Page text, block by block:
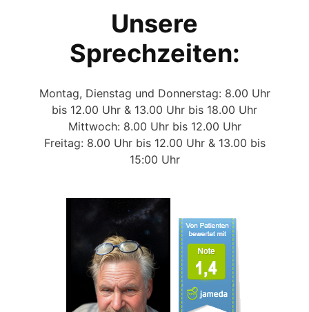
Unsere
Sprechzeiten:
Montag, Dienstag und Donnerstag: 8.00 Uhr
bis 12.00 Uhr & 13.00 Uhr bis 18.00 Uhr
Mittwoch: 8.00 Uhr bis 12.00 Uhr
Freitag: 8.00 Uhr bis 12.00 Uhr & 13.00 bis
15:00 Uhr